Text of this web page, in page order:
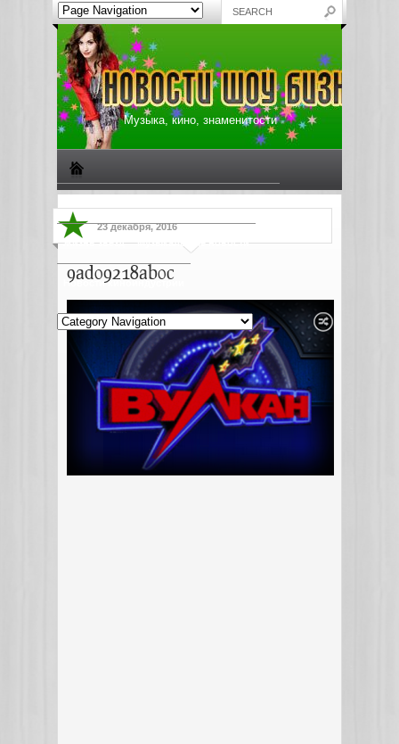
Музыка, кино, знаменитости
Жизнь звезд Музыкальные новости
Новости киноиндустрии
23 декабря, 2016
9ad09218ab0c